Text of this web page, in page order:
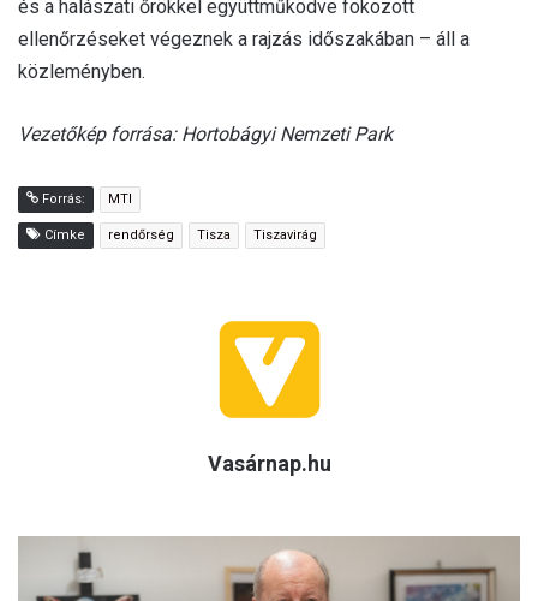
és a halászati őrökkel együttműködve fokozott
ellenőrzéseket végeznek a rajzás időszakában – áll a
közleményben.
Vezetőkép forrása: Hortobágyi Nemzeti Park
Forrás: MTI
Címke rendőrség Tisza Tiszavirág
Vasárnap.hu